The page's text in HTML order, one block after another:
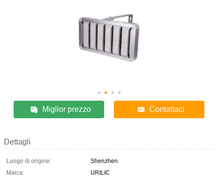
Miglior prezzo Contattaci
Dettagli
Luogo di origine:
Shenzhen
Marca:
URILIC